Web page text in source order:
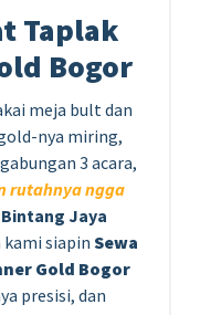
Taplak
Bogor
meja bult dan
nya miring,
3 acara,
rutahnya ngga
Bintang Jaya
siapin Sewa
Gold Bogor
presisi, dan